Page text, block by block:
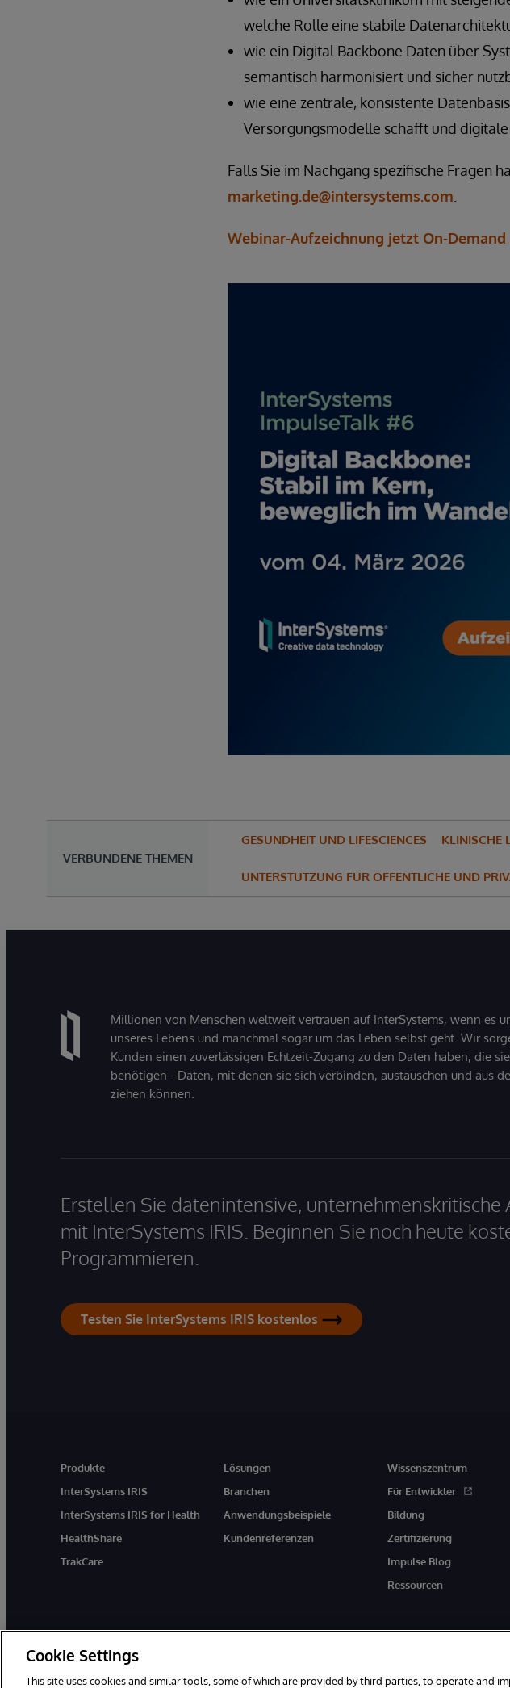
welche Rolle eine stabile
wie ein Digital Backbone Daten über
semantisch harmonisiert und sicher
wie eine zentrale, konsistente
Versorgungsmodelle schafft und
Falls Sie im Nachgang spezifische Fragen
marketing.de@intersystems.com
Webinar-Aufzeichnung jetzt On-Demand
VERBUNDENE THEMEN
GESUNDHEIT UND LIFESCIENCES KLINISCHE
UNTERSTÜTZUNG FÜR ÖFFENTLICHE UND
Millionen von Menschen weltweit vertrauen auf InterSystems, wenn es
unseres Lebens und manchmal sogar um das Leben selbst geht. Wir
Kunden einen zuverlässigen Echtzeit-Zugang zu den Daten haben, die
benötigen - Daten, mit denen sie sich verbinden, austauschen und aus
ziehen können.
Erstellen Sie datenintensive, unternehmenskritische
mit InterSystems IRIS. Beginnen Sie noch heute
Programmieren.
Testen Sie InterSystems IRIS kostenlos
Produkte
InterSystems IRIS
InterSystems IRIS for Health
HealthShare
TrakCare
Lösungen
Branchen
Anwendungsbeispiele
Kundenreferenzen
Wissenszentrum
Für Entwickler
Bildung
Zertifizierung
Impulse Blog
Ressourcen
Cookie Settings
This site uses cookies and similar tools, some of which are provided by third parties, to operate and